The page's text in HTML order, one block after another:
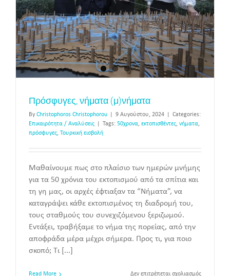
Πρόσφυγες, νήματα (μ)νήματα
By Christophoros Christophorou 9 Αυγούστου, 2024
Categories:
Επικαιρότητα / Αναλύσεις
Tags: 50χρονα, εκτοπισθέντες, νήματα,
πρόσφυγες, Τουρκική εισβολή
Μαθαίνουμε πως στο πλαίσιο των ημερών μνήμης
για τα 50 χρόνια του εκτοπισμού από τα σπίτια και
τη γη μας, οι αρχές έφτιαξαν τα “Νήματα”, να
καταγράψει κάθε εκτοπισμένος τη διαδρομή του,
τους σταθμούς του συνεχιζόμενου ξεριζωμού.
Εντάξει, τραβήξαμε το νήμα της πορείας, από την
αποφράδα μέρα μέχρι σήμερα. Προς τι, για ποιο
σκοπό; Τι [...]
Read More Δεν επιτρέπεται σχολιασμόςστο